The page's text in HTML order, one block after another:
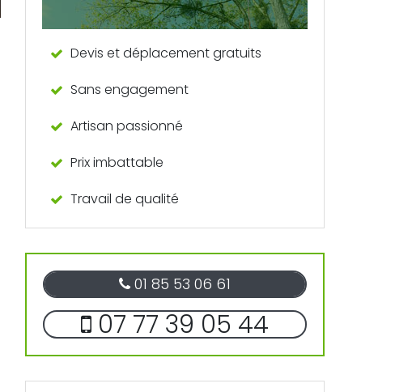
Devis et déplacement gratuits
Sans engagement
Artisan passionné
Prix imbattable
Travail de qualité
01 85 53 06 61
07 77 39 05 44